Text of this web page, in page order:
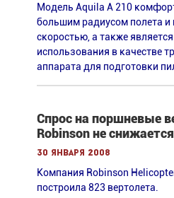
Модель Aquila A 210
большим радиусом полета и
скоростью, а также
использования в качестве
аппарата для подготовки
Спрос на поршневые
Robinson не снижается
30 января 2008
Компания Robinson
построила 823 вертолета.